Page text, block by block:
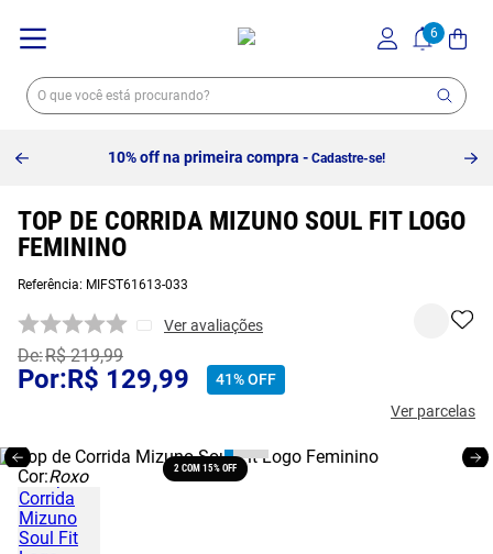
10% off na primeira compra - Cadastre-se!
TOP DE CORRIDA MIZUNO SOUL FIT LOGO
FEMININO
Referência: MIFST61613-033
Ver avaliações
R$ 219,99
R$ 129,99 41%OFF
Ver parcelas
2 COM 15% OFF
Cor:Roxo